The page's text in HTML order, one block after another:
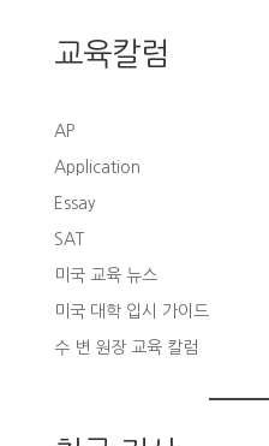
교육칼럼
AP
Application
Essay
SAT
미국 교육 뉴스
미국 대학 입시 가이드
수 변 원장 교육 칼럼